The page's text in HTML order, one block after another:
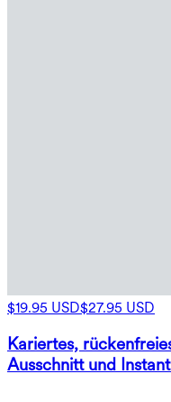
$19.95 USD$27.95 USD
Kariertes,
Ausschnitt und